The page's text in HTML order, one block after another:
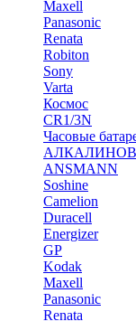
Maxell
Panasonic
Renata
Robiton
Sony
Varta
Космос
CR1/3N
Часовые
ANSMANN
Soshine
Camelion
Duracell
Energizer
GP
Kodak
Maxell
Panasonic
Renata